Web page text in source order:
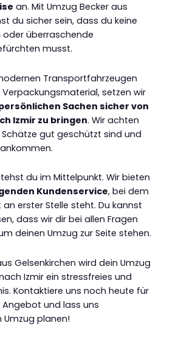
an. Mit Umzug Becker aus
du sicher sein, dass du keine
überraschende
musst.
Transportfahrzeugen
setzen wir
Sachen sicher von
Izmir zu bringen. Wir achten
gut geschützt sind und
du im Mittelpunkt. Wir bieten
Kundenservice, bei dem
erster Stelle steht. Du kannst
dass wir dir bei allen Fragen
deinen Umzug zur Seite stehen.
Gelsenkirchen wird dein Umzug
Izmir ein stressfreies und
Kontaktiere uns noch heute für
und lass uns
planen!